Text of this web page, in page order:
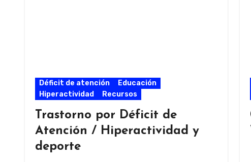
Déficit de atención
Educación
Hiperactividad
Recursos
Trastorno por Déficit de
Atención / Hiperactividad y
deporte